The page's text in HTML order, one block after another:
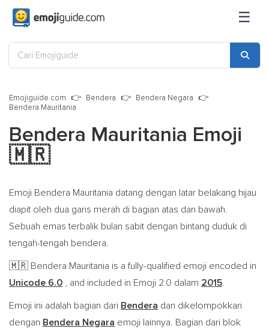
☰
Emojiguide.com Bendera
Bendera Negara
Bendera Mauritania
Bendera Mauritania Emoji
🇲🇷
Emoji Bendera Mauritania datang dengan latar belakang hijau
diapit oleh dua garis merah di bagian atas dan bawah.
Sebuah emas terbalik bulan sabit dengan bintang duduk di
tengah-tengah bendera.
🇲🇷 Bendera Mauritania is a fully-qualified emoji encoded in
Unicode 6.0 , and included in Emoji 2.0 dalam 2015.
Emoji ini adalah bagian dari Bendera dan dikelompokkan
dengan Bendera Negara emoji lainnya. Bagian dari blok